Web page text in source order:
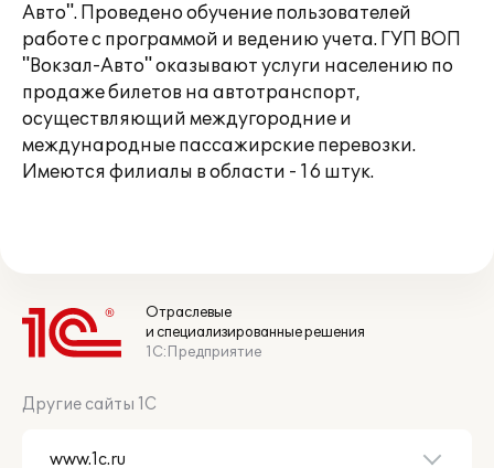
Авто". Проведено обучение пользователей
работе с программой и ведению учета. ГУП ВОП
"Вокзал-Авто" оказывают услуги населению по
продаже билетов на автотранспорт,
осуществляющий междугородние и
международные пассажирские перевозки.
Имеются филиалы в области - 16 штук.
Отраслевые
и специализированные решения
1С:Предприятие
Другие сайты 1С